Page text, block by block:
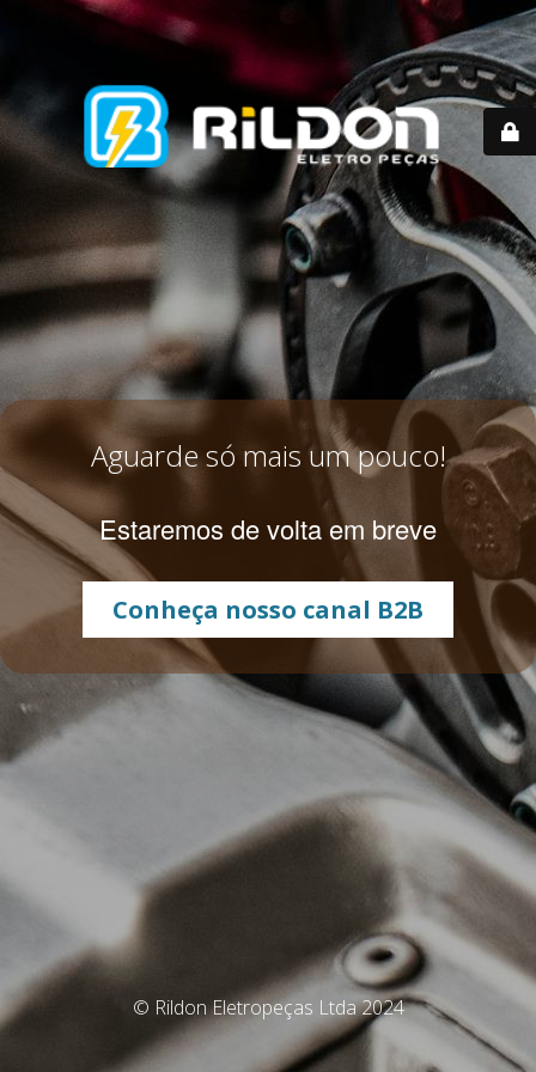
Aguarde só mais um pouco!
Estaremos de volta em breve
Conheça nosso canal B2B
© Rildon Eletropeças Ltda 2024